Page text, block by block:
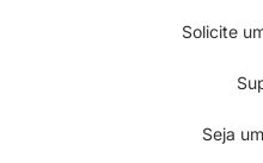
Solicite
Seja